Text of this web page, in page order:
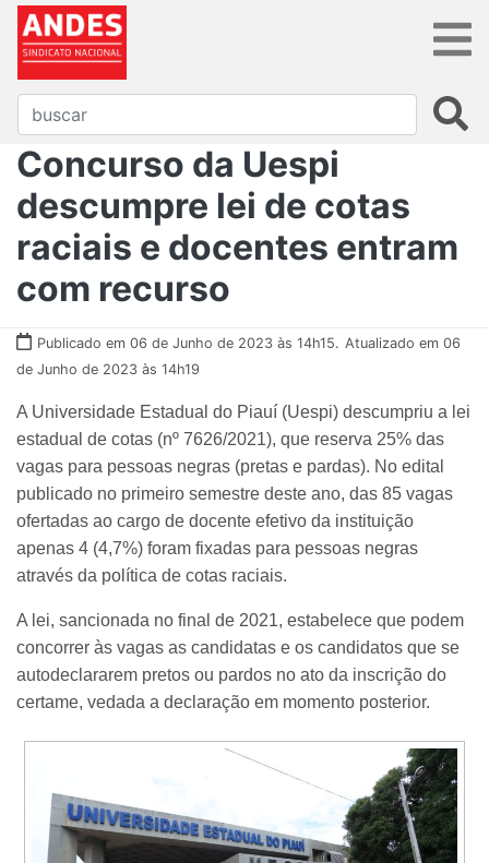
Concurso da Uespi
descumpre lei de cotas
raciais e docentes entram
com recurso
Publicado em 06 de Junho de 2023 às 14h15. Atualizado em 06
de Junho de 2023 às 14h19
A Universidade Estadual do Piauí (Uespi) descumpriu a lei
estadual de cotas (nº 7626/2021), que reserva 25% das
vagas para pessoas negras (pretas e pardas). No edital
publicado no primeiro semestre deste ano, das 85 vagas
ofertadas ao cargo de docente efetivo da instituição
apenas 4 (4,7%) foram fixadas para pessoas negras
através da política de cotas raciais.
A lei, sancionada no final de 2021, estabelece que podem
concorrer às vagas as candidatas e os candidatos que se
autodeclararem pretos ou pardos no ato da inscrição do
certame, vedada a declaração em momento posterior.